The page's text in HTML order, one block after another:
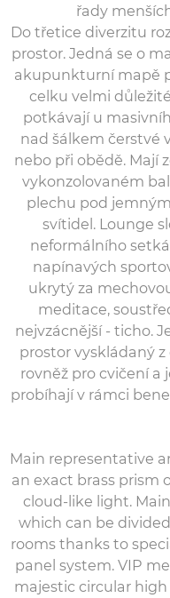
řady
Do třetice diverzitu
prostor. Jedná se o
akupunkturní mapě
celku velmi
potkávají u
nad šálkem čerstvé
nebo při obědě. Mají
vykonzolovaném
plechu pod
svítidel. Lounge
neformálního
napínavých
ukrytý za
meditace,
nejvzácnější - ticho.
prostor vyskládaný
rovněž pro cvičení a
probíhají v rámci
Main representative
an exact brass prism
cloud-like light.
which can be
rooms thanks to
panel system. VIP
majestic circular